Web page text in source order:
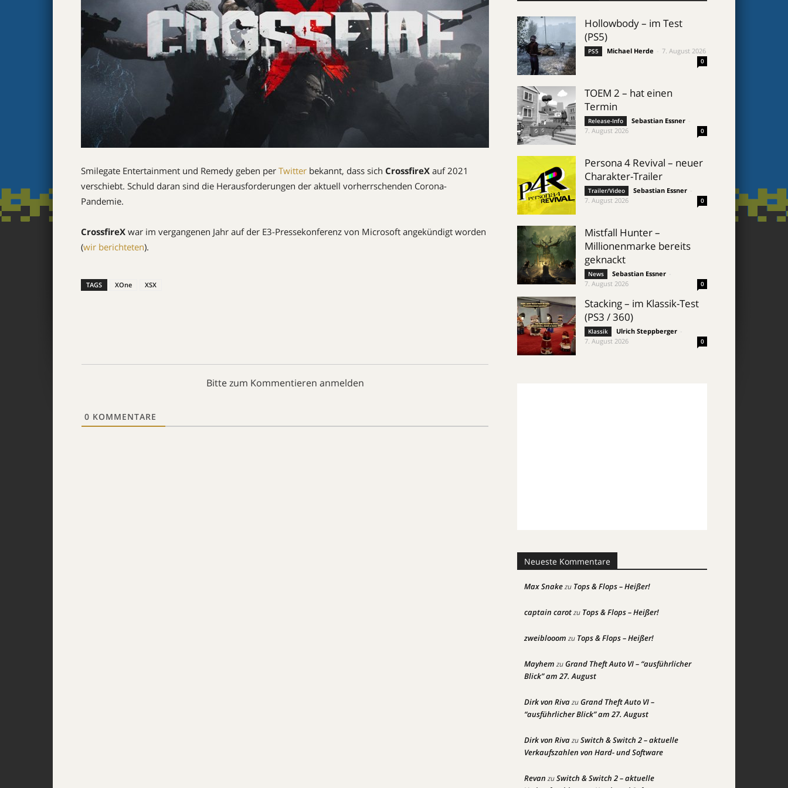
Smilegate Entertainment und Remedy geben per Twitter bekannt, dass sich CrossfireX auf 2021
verschiebt. Schuld daran sind die Herausforderungen der aktuell vorherrschenden Corona-
Pandemie.
CrossfireX war im vergangenen Jahr auf der E3-Pressekonferenz von Microsoft angekündigt worden
(wir berichteten).
TAGS XOne XSX
Bitte zum Kommentieren anmelden
0 KOMMENTARE
Hollowbody – im Test
(PS5)
PS5 Michael Herde 7. August 2026
0
TOEM 2 – hat einen
Termin
Release-Info Sebastian Essner
7. August 2026
0
Persona 4 Revival – neuer
Charakter-Trailer
Trailer/Video Sebastian Essner
7. August 2026
0
Mistfall Hunter –
Millionenmarke bereits
geknackt
News Sebastian Essner
7. August 2026
0
Stacking – im Klassik-Test
(PS3 / 360)
Klassik Ulrich Steppberger
7. August 2026
0
Neueste Kommentare
Max Snakezu Tops & Flops – Heißer!
captain carotzu Tops & Flops – Heißer!
zweiblooom zu Tops & Flops – Heißer!
Mayhem zuGrand Theft Auto VI – “ausführlicher
Blick” am 27. August
Dirk von RivazuGrand Theft Auto VI –
“ausführlicher Blick” am 27. August
Dirk von RivazuSwitch & Switch 2 – aktuelle
Verkaufszahlen von Hard- und Software
Revan zuSwitch & Switch 2 – aktuelle